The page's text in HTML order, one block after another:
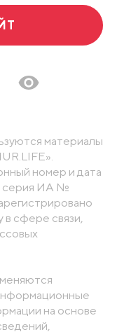
материалы
номер и дата
серия ИА №
сфере связи,
на основе